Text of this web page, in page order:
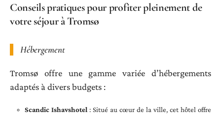
Conseils pratiques pour profiter pleinement de
votre séjour à Tromsø
Hébergement
Tromsø offre une gamme variée d’hébergements
adaptés à divers budgets :
Scandic Ishavshotel : Situé au cœur de la ville, cet hôtel offre